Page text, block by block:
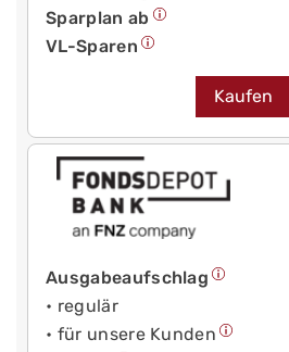
Sparplan ab
VL-Sparen
Kaufen
Ausgabeaufschlag
• regulär
• für unsere Kunden